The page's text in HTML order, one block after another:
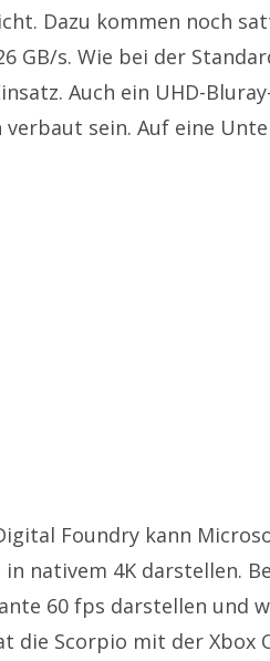
Dazu kommen noch
GB/s. Wie bei der
Auch ein UHD-
verbaut sein. Auf eine
Foundry kann
in nativem 4K darstellen.
60 fps darstellen und
die Scorpio mit der Xbox